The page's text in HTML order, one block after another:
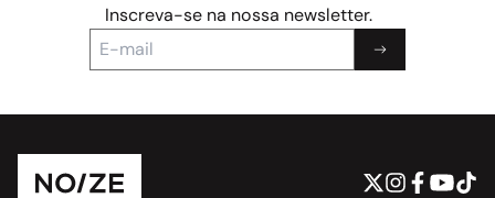
Inscreva-se na nossa newsletter.